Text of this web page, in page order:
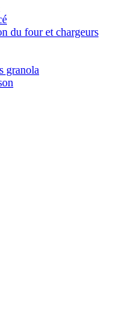
du four et chargeurs
granola